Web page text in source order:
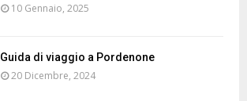
10 Gennaio, 2025
Guida di viaggio a Pordenone
20 Dicembre, 2024